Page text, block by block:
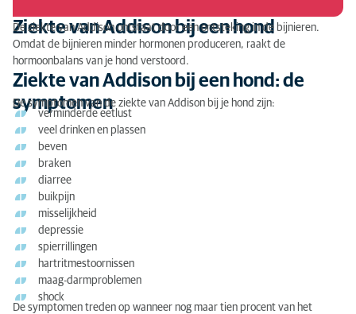
Ziekte van Addison van een hond: de behandeling
Ziekte van Addison bij een hond
De ziekte van Addison ontstaat door een ontsteking in de bijnieren.
Omdat de bijnieren minder hormonen produceren, raakt de
hormoonbalans van je hond verstoord.
Ziekte van Addison bij een hond: de
symptomen
De symptomen van de ziekte van Addison bij je hond zijn:
verminderde eetlust
veel drinken en plassen
beven
braken
diarree
buikpijn
misselijkheid
depressie
spierrillingen
hartritmestoornissen
maag-darmproblemen
shock
De symptomen treden op wanneer nog maar tien procent van het